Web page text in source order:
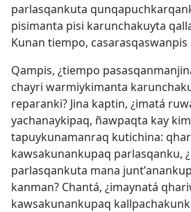
parlasqankuta
pisimanta pisi karunchakuyta
Kunan tiempo,
Qampis, ¿tiempo
chayri warmiykimanta
reparanki? Jina kaptin, ¿imatá
yachanaykipaq, ñawpaqta kay
tapuykunamanraq kutichina:
kawsakunankupaq parlasqanku,
parlasqankuta mana
kanman? Chantá, ¿imaynatá
kawsakunankupaq